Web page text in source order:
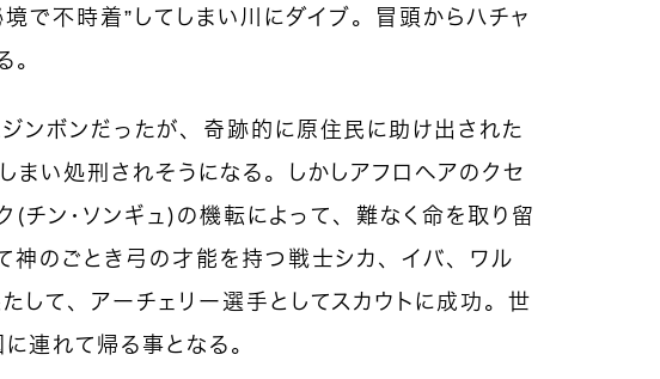
で不時着”してしまい川にダイブ。冒頭からハチャ
。
ンボンだったが、奇跡的に原住民に助け出された
まい処刑されそうになる。しかしアフロヘアのクセ
チン・ソンギュ）の機転によって、難なく命を取り留
神のごとき弓の才能を持つ戦士シカ、イバ、ワル
して、アーチェリー選手としてスカウトに成功。世
連れて帰る事となる。